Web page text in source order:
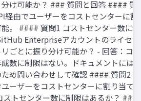
分け可能か？ ### 質問と回答 #### 質
経由でユーザーをコストセンターに
能。 #### 質問1 コストセンター数に
Enterpriseアカウントのライセ
ごとに振り分け可能か？ - 回答：コ
数に制限はない。ドキュメントには
め問い合わせして確認 #### 質問2 -
ーザーをコストセンターに割り当て
ストセンター数に制限はあるか？ ###